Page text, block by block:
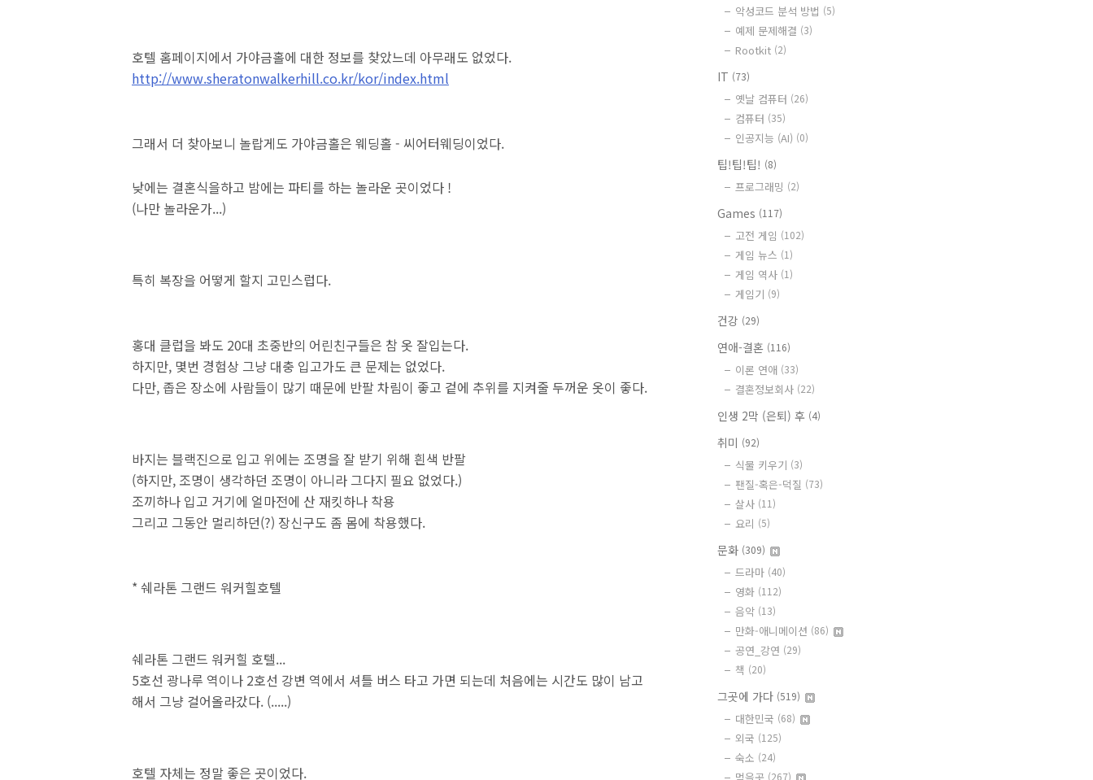
호텔 홈페이지에서 가야금홀에 대한 정보를 찾았느데 아무래도 없었다.
http://www.sheratonwalkerhill.co.kr/kor/index.html
그래서 더 찾아보니 놀랍게도 가야금홀은 웨딩홀 - 씨어터웨딩이었다.
낮에는 결혼식을하고 밤에는 파티를 하는 놀라운 곳이었다 !
(나만 놀라운가...)
특히 복장을 어떻게 할지 고민스럽다.
홍대 클럽을 봐도 20대 초중반의 어린친구들은 참 옷 잘입는다.
하지만, 몇번 경험상 그냥 대충 입고가도 큰 문제는 없었다.
다만, 좁은 장소에 사람들이 많기 때문에 반팔 차림이 좋고 겉에 추위를 지켜줄 두꺼운 옷이 좋다.
바지는 블랙진으로 입고 위에는 조명을 잘 받기 위해 흰색 반팔
(하지만, 조명이 생각하던 조명이 아니라 그다지 필요 없었다.)
조끼하나 입고 거기에 얼마전에 산 재킷하나 착용
그리고 그동안 멀리하던(?) 장신구도 좀 몸에 착용했다.
* 쉐라톤 그랜드 워커힐호텔
쉐라톤 그랜드 워커힐 호텔...
5호선 광나루 역이나 2호선 강변 역에서 셔틀 버스 타고 가면 되는데 처음에는 시간도 많이 남고
해서 그냥 걸어올라갔다. (.....)
호텔 자체는 정말 좋은 곳이었다.
악성코드 분석 방법 (5)
예제 문제해결 (3)
Rootkit (2)
IT (73)
옛날 컴퓨터 (26)
컴퓨터 (35)
인공지능 (AI) (0)
팁!팁!팁! (8)
프로그래밍 (2)
Games (117)
고전 게임 (102)
게임 뉴스 (1)
게임 역사 (1)
게임기 (9)
건강 (29)
연애-결혼 (116)
이론 연애 (33)
결혼정보회사 (22)
인생 2막 (은퇴) 후 (4)
취미 (92)
식물 키우기 (3)
팬질-혹은-덕질 (73)
살사 (11)
요리 (5)
문화 (309)
드라마 (40)
영화 (112)
음악 (13)
만화-애니메이션 (86)
공연_강연 (29)
책 (20)
그곳에 가다 (519)
대한민국 (68)
외국 (125)
숙소 (24)
(267)